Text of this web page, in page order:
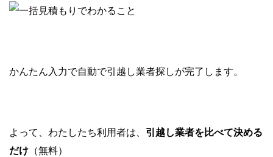
かんたん入力で自動で引越し業者探しが完了します。
よって、わたしたち利用者は、 引越し業者を比べて決める
だけ （無料）